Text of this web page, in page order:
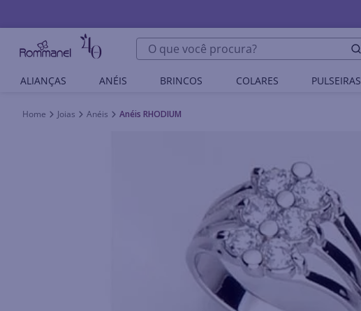
O que você procura?
ALIANÇAS ANÉIS BRINCOS COLARES PULSEIRAS
Joias Anéis Anéis RHODIUM